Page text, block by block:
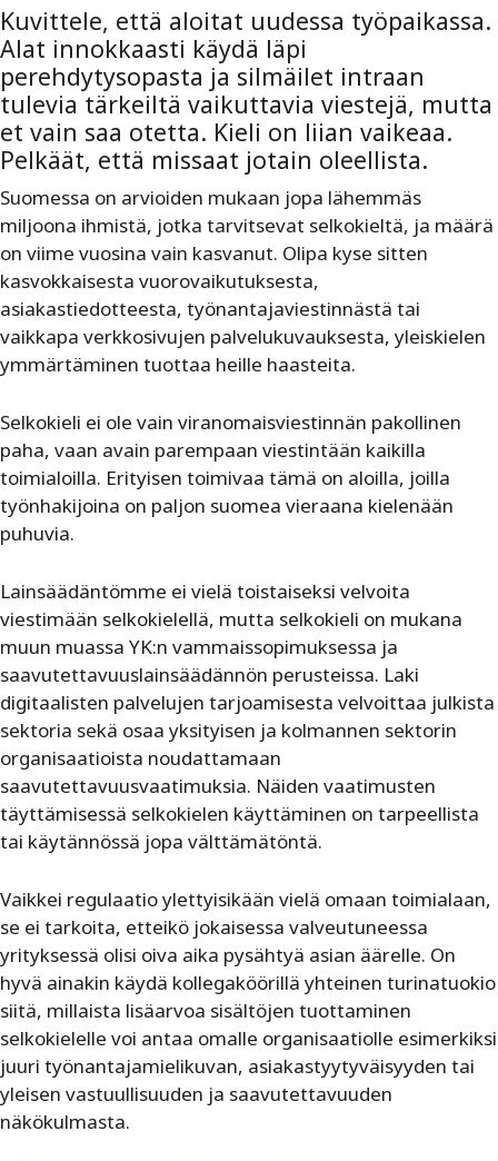
Kuvittele, että aloitat uudessa työpaikassa.
Alat innokkaasti käydä läpi
perehdytysopasta ja silmäilet intraan
tulevia tärkeiltä vaikuttavia viestejä, mutta
et vain saa otetta. Kieli on liian vaikeaa.
Pelkäät, että missaat jotain oleellista.
Suomessa on arvioiden mukaan jopa lähemmäs
miljoona ihmistä, jotka tarvitsevat selkokieltä, ja määrä
on viime vuosina vain kasvanut. Olipa kyse sitten
kasvokkaisesta vuorovaikutuksesta,
asiakastiedotteesta, työnantajaviestinnästä tai
vaikkapa verkkosivujen palvelukuvauksesta, yleiskielen
ymmärtäminen tuottaa heille haasteita.
Selkokieli ei ole vain viranomaisviestinnän pakollinen
paha, vaan avain parempaan viestintään kaikilla
toimialoilla. Erityisen toimivaa tämä on aloilla, joilla
työnhakijoina on paljon suomea vieraana kielenään
puhuvia.
Lainsäädäntömme ei vielä toistaiseksi velvoita
viestimään selkokielellä, mutta selkokieli on mukana
muun muassa YK:n vammaissopimuksessa ja
saavutettavuuslainsäädännön perusteissa. Laki
digitaalisten palvelujen tarjoamisesta velvoittaa julkista
sektoria sekä osaa yksityisen ja kolmannen sektorin
organisaatioista noudattamaan
saavutettavuusvaatimuksia. Näiden vaatimusten
täyttämisessä selkokielen käyttäminen on tarpeellista
tai käytännössä jopa välttämätöntä.
Vaikkei regulaatio ylettyisikään vielä omaan toimialaan,
se ei tarkoita, etteikö jokaisessa valveutuneessa
yrityksessä olisi oiva aika pysähtyä asian äärelle. On
hyvä ainakin käydä kollegaköörillä yhteinen turinatuokio
siitä, millaista lisäarvoa sisältöjen tuottaminen
selkokielelle voi antaa omalle organisaatiolle esimerkiksi
juuri työnantajamielikuvan, asiakastyytyväisyyden tai
yleisen vastuullisuuden ja saavutettavuuden
näkökulmasta.